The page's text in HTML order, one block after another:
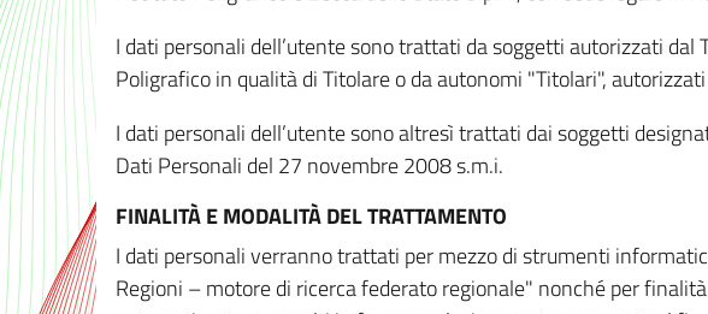
I dati personali dell’utente sono trattati da soggetti autorizzati
Poligrafico in qualità di Titolare o da autonomi "Titolari",
I dati personali dell’utente sono altresì trattati dai soggetti
Dati Personali del 27 novembre 2008 s.m.i.
FINALITÀ E MODALITÀ DEL TRATTAMENTO
I dati personali verranno trattati per mezzo di strumenti
Regioni – motore di ricerca federato regionale" nonché per